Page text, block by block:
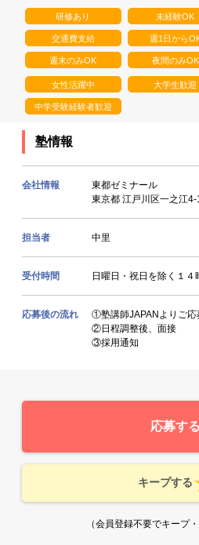
研修あり 未経験OK
交通費支給 週1日から
週末のみOK 夜間のみOK
女性活躍中 大学生歓迎
中学受験経験者歓迎
塾情報
会社情報
東都ゼミナール
東京都 江戸川区一之江4-
担当者 中里
受付時間 日曜日・祝日を除く１４
応募後の流れ
①塾講師JAPANよりご応
②日程調整後、面接
③採用通知
応募する
キープする
（会員登録不要でキープ